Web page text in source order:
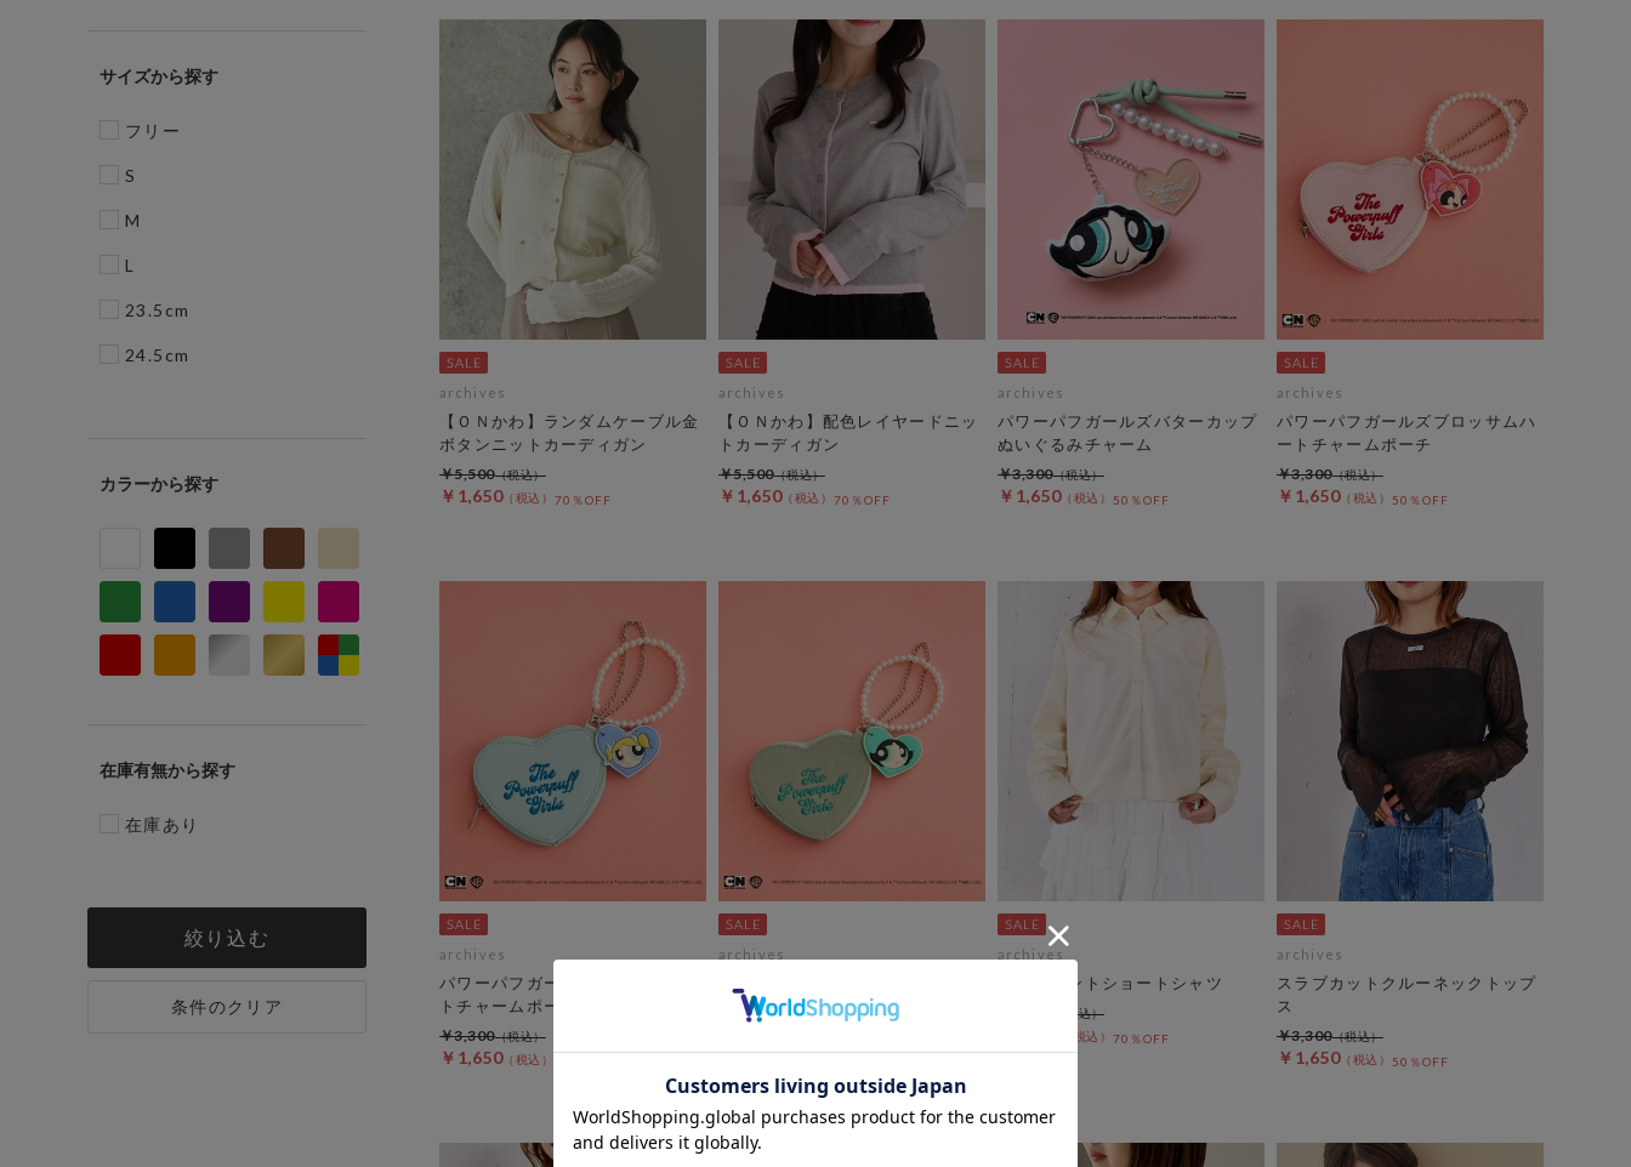
サイズ
フリー
S
M
L
23.5cm
24.5cm
カラー
在庫有無
在庫あり
絞り込む
条件のクリア
archives
【ＯＮかわ】ランダムケーブル金
ボタンニットカーディガン
￥1,650 70％OFF
￥5,500
archives
【ＯＮかわ】配色レイヤードニッ
トカーディガン
￥1,650 70％OFF
￥5,500
archives
パワーパフガールズバターカップ
ぬいぐるみチャーム
￥1,650 50％OFF
￥3,300
archives
パワーパフガールズブロッサムハ
ートチャームポーチ
￥1,650 50％OFF
￥3,300
archives
パワーパフガールズバブルスハー
トチャームポーチ
￥1,650
￥3,300
archives
ハートチャームポーチ
￥1,650
archives
ワンポイントショートシャツ
70％OFF
archives
スラブカットクルーネックトップ
ス
￥1,650 50％OFF
￥3,300